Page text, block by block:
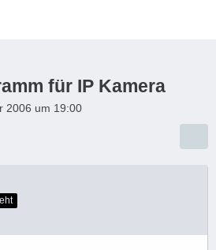
für IP Kamera
2006 um 19:00